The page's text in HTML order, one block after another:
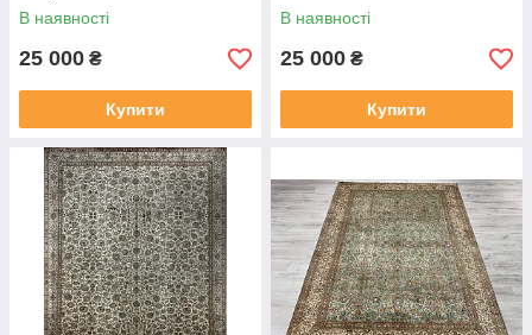
В наявності
25 000 ₴
Купити
В наявності
25 000 ₴
Купити